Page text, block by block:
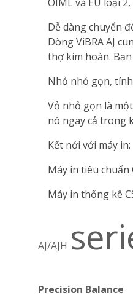
Dễ dàng chuyển
Dòng ViBRA AJ
thợ kim hoàn.
Nhỏ nhỏ gọn,
Vỏ nhỏ gọn là
nó ngay cả trong
Kết nới với máy in:
Máy in tiêu chuẩn
Máy in thống kê
AJ/AJH
Precision Balance